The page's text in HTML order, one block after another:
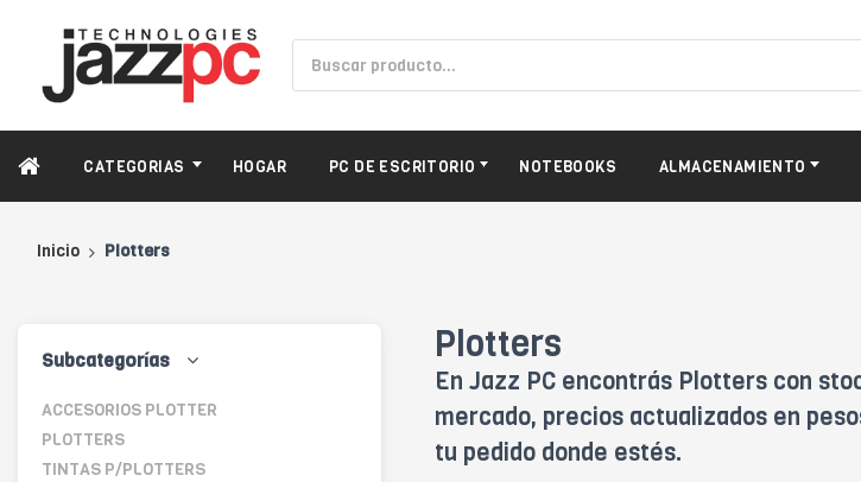
CATEGORIAS HOGAR PC DE ESCRITORIO NOTEBOOKS ALMACENAMIENTO
Inicio Plotters
Subcategorías
ACCESORIOS PLOTTER
PLOTTERS
TINTAS P/PLOTTERS
Plotters
En Jazz PC encontrás Plotters con
mercado, precios actualizados en
tu pedido donde estés.